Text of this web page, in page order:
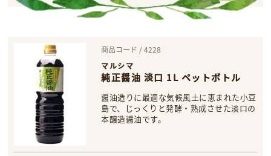
商品コード / 4228
マルシマ
純正醤油 淡口 1L ペットボトル
醤油造りに最適な気候風土に恵まれた小豆
島で、じっくりと発酵・熟成させた淡口の
本醸造醤油です。